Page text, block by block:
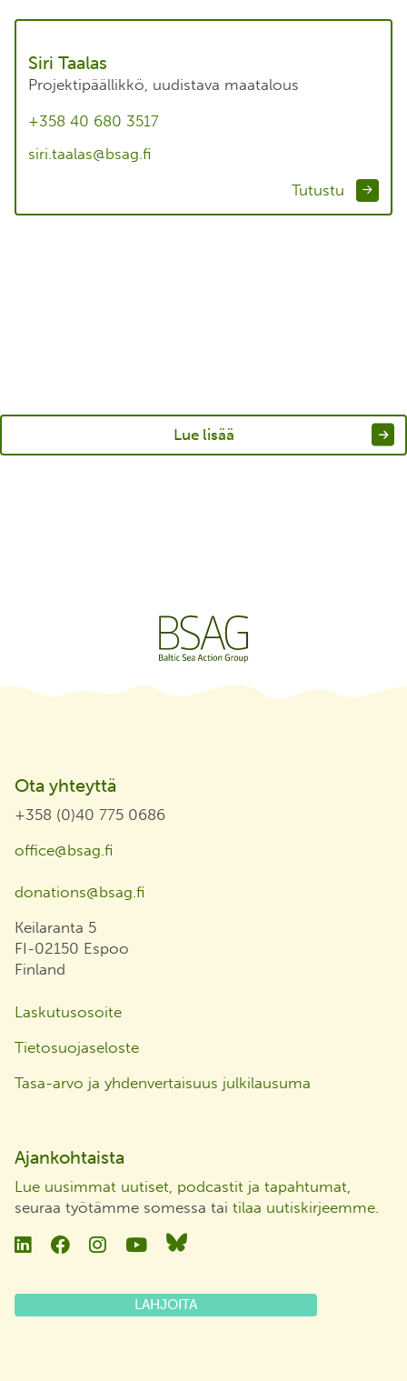
Siri Taalas
Projektipäällikkö, uudistava maatalous
+358 40 680 3517
siri.taalas@bsag.fi
Tutustu
Lue lisää
Ota yhteyttä
+358 (0)40 775 0686
office@bsag.fi
donations@bsag.fi
Keilaranta 5
FI-02150 Espoo
Finland
Laskutusosoite
Tietosuojaseloste
Tasa-arvo ja yhdenvertaisuus julkilausuma
Ajankohtaista
Lue uusimmat uutiset, podcastit ja tapahtumat,
seuraa työtämme somessa tai tilaa uutiskirjeemme.
LinkedinFacebookInstagramYouTubeBluesky
LAHJOITA